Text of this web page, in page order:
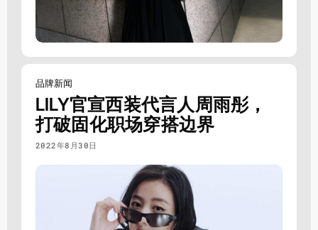
品牌新闻
LILY官宣西装代言人周雨彤，
打破固化职场穿搭边界
2022年8月30日